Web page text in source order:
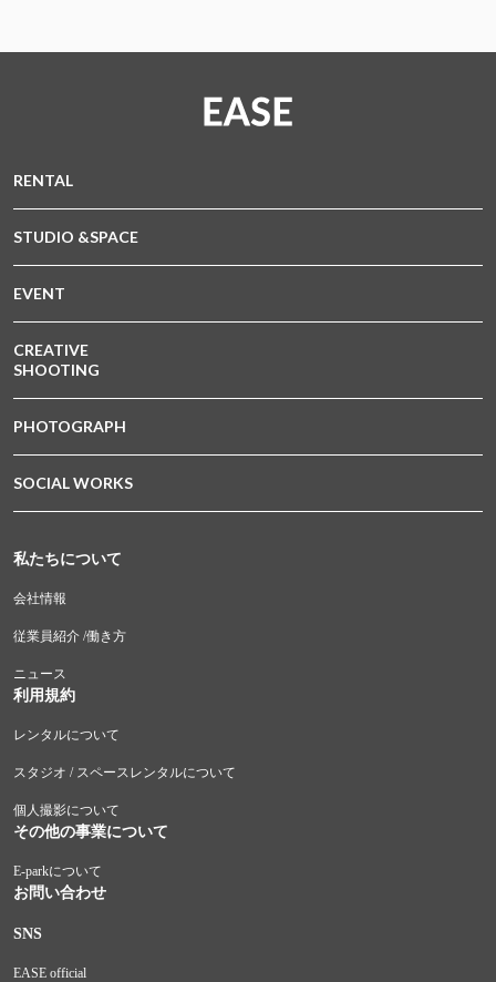
RENTAL
STUDIO &SPACE
EVENT
CREATIVE
SHOOTING
PHOTOGRAPH
SOCIAL WORKS
私たちについて
会社情報
従業員紹介 /働き方
ニュース
利用規約
レンタルについて
スタジオ / スペースレンタルについて
個人撮影について
その他の事業について
E-parkについて
お問い合わせ
SNS
EASE official